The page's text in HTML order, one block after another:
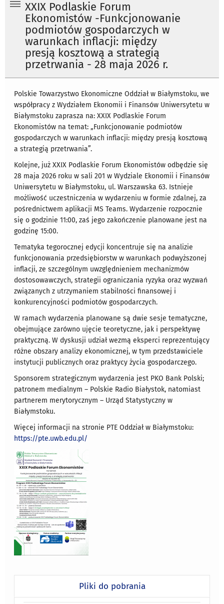
XXIX Podlaskie Forum
Ekonomistów -Funkcjonowanie
podmiotów gospodarczych w
warunkach inflacji: między
presją kosztową a strategią
przetrwania - 28 maja 2026 r.
Polskie Towarzystwo Ekonomiczne Oddział w Białymstoku, we
współpracy z Wydziałem Ekonomii i Finansów Uniwersytetu w
Białymstoku zaprasza na: XXIX Podlaskie Forum
Ekonomistów na temat: „Funkcjonowanie podmiotów
gospodarczych w warunkach inflacji: między presją kosztową
a strategią przetrwania”.
Kolejne, już XXIX Podlaskie Forum Ekonomistów odbędzie się
28 maja 2026 roku w sali 201 w Wydziale Ekonomii i Finansów
Uniwersytetu w Białymstoku, ul. Warszawska 63. Istnieje
możliwość uczestniczenia w wydarzeniu w formie zdalnej, za
pośrednictwem aplikacji MS Teams. Wydarzenie rozpocznie
się o godzinie 11:00, zaś jego zakończenie planowane jest na
godzinę 15:00.
Tematyka tegorocznej edycji koncentruje się na analizie
funkcjonowania przedsiębiorstw w warunkach podwyższonej
inflacji, ze szczególnym uwzględnieniem mechanizmów
dostosowawczych, strategii ograniczania ryzyka oraz wyzwań
związanych z utrzymaniem stabilności finansowej i
konkurencyjności podmiotów gospodarczych.
W ramach wydarzenia planowane są dwie sesje tematyczne,
obejmujące zarówno ujęcie teoretyczne, jak i perspektywę
praktyczną. W dyskusji udział wezmą eksperci reprezentujący
różne obszary analizy ekonomicznej, w tym przedstawiciele
instytucji publicznych oraz praktycy życia gospodarczego.
Sponsorem strategicznym wydarzenia jest PKO Bank Polski;
patronem medialnym – Polskie Radio Białystok, natomiast
partnerem merytorycznym – Urząd Statystyczny w
Białymstoku.
Więcej informacji na stronie PTE Oddział w Białymstoku:
https://pte.uwb.edu.pl/
Pliki do pobrania